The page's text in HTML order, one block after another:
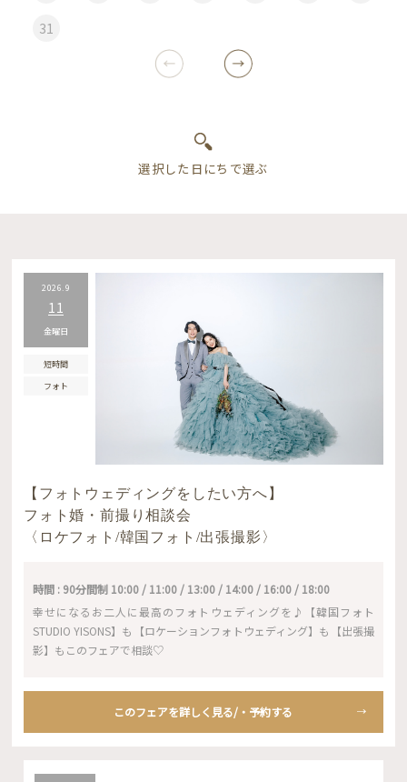
31
2026.9
11
金曜日
短時間
フォト
【フォトウェディングをしたい方へ】
フォト婚・前撮り相談会
〈ロケフォト/韓国フォト/出張撮影〉
時間 : 90分間制 10:00 / 11:00 / 13:00 / 14:00 / 16:00 / 18:00
幸せになるお二人に最高のフォトウェディングを♪【韓国フォト
STUDIO YISONS】も【ロケーションフォトウェディング】も【出張撮
影】もこのフェアで相談♡
このフェアを詳しく見る/・予約する